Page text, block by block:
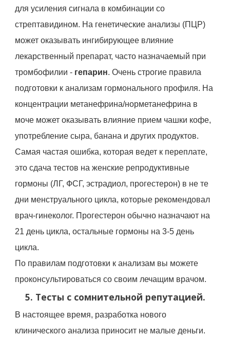
для усиления сигнала в комбинации со
стрептавидином. На генетические анализы (ПЦР)
может оказывать ингибирующее влияние
лекарственный препарат, часто назначаемый при
тромбофилии - гепарин. Очень строгие правила
подготовки к анализам гормонального профиля. На
концентрации метанефрина/норметанефрина в
моче может оказывать влияние прием чашки кофе,
употребление сыра, банана и других продуктов.
Самая частая ошибка, которая ведет к переплате,
это сдача тестов на женские репродуктивные
гормоны (ЛГ, ФСГ, эстрадиол, прогестерон) в не те
дни менструального цикла, которые рекомендовал
врач-гинеколог. Прогестерон обычно назначают на
21 день цикла, остальные гормоны на 3-5 день
цикла.
По правилам подготовки к анализам вы можете
проконсультироваться со своим лечащим врачом.
5. Тесты с сомнительной репутацией.
В настоящее время, разработка нового
клинического анализа приносит не малые деньги.